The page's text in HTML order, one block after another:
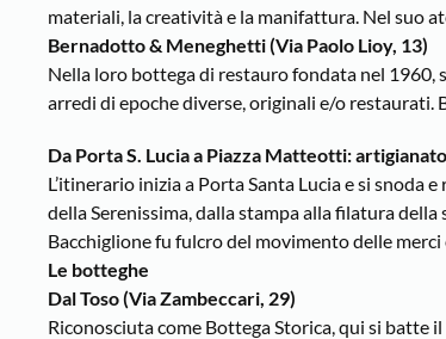
materiali, la creatività e la manifattura. Nel suo
Bernadotto & Meneghetti (Via Paolo Lioy, 13)
Nella loro bottega di restauro fondata nel 1960,
arredi di epoche diverse, originali e/o
Da Porta S. Lucia a Piazza Matteotti:
L’itinerario inizia a Porta Santa Lucia e si
della Serenissima, dalla stampa alla filatura
Bacchiglione fu fulcro del movimento delle
Le botteghe
Dal Toso (Via Zambeccari, 29)
Riconosciuta come Bottega Storica, qui si batte